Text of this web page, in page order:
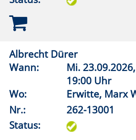
Französische Chansons, Pop,
Ein Überblick
Wann:
Wo:
VHS-Gebäude Lp,
Nr.:
262-13051
Deutsch-jüdische und israelische
Mo.12.10.2026,